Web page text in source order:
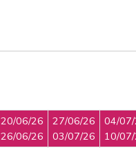
20/06/26
26/06/26
27/06/26
03/07/26
04/
10/